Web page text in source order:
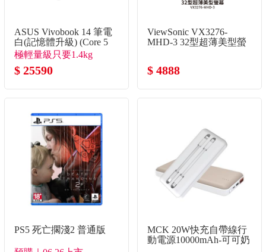
ASUS Vivobook 14 筆電
白(記憶體升級) (Core 5
120U/8G+16G/512G
SSD/W11)
極輕量級只要1.4kg
$ 25590
ViewSonic VX3276-
MHD-3 32型超薄美型螢
$ 4888
PS5 死亡擱淺2 普通版
MCK 20W快充自帶線行
動電源10000mAh-可可奶